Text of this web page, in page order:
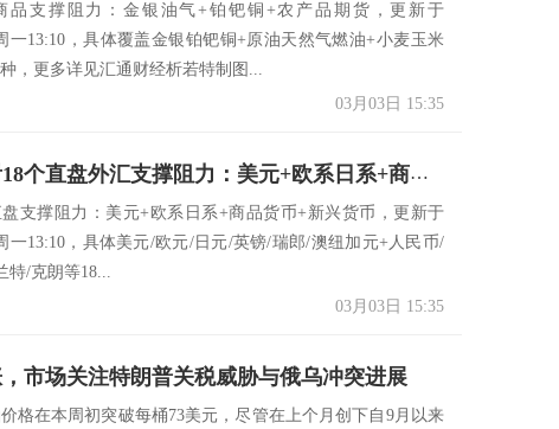
品支撑阻力：金银油气+铂钯铜+农产品期货，更新于
一13:10，具体覆盖金银铂钯铜+原油天然气燃油+小麦玉米
，更多详见汇通财经析若特制图...
03月03日 15:35
一张图看18个直盘外汇支撑阻力：美元+欧系日系+商品货币+新兴货币(2025/03/03)
支撑阻力：美元+欧系日系+商品货币+新兴货币，更新于
一13:10，具体美元/欧元/日元/英镑/瑞郎/澳纽加元+人民币/
特/克朗等18...
03月03日 15:35
市场关注特朗普关税威胁与俄乌冲突进展
格在本周初突破每桶73美元，尽管在上个月创下自9月以来